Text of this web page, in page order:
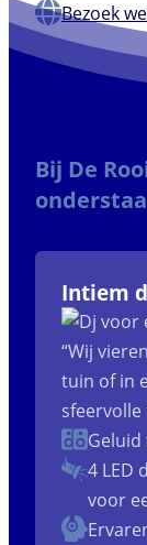
Bezoek
Bij De
Intiem
“Wij
tuin of in
sfeervolle
Geluid
4 LED
voor